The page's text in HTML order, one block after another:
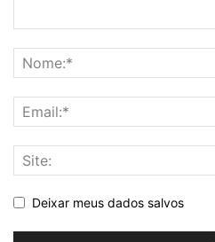
Deixar meus dados salvos